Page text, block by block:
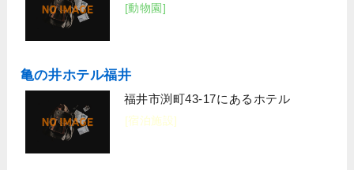
[動物園]
亀の井ホテル福井
福井市渕町43-17にあるホテル
[宿泊施設]